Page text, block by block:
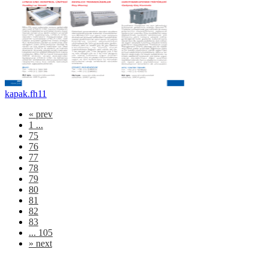
kapak.fh11
« prev
1 ...
75
76
77
78
79
80
81
82
83
... 105
» next